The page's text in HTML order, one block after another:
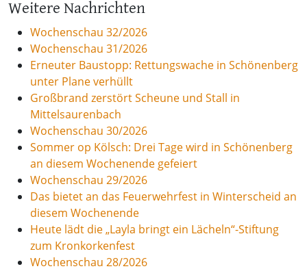
Weitere Nachrichten
Wochenschau 32/2026
Wochenschau 31/2026
Erneuter Baustopp: Rettungswache in Schönenberg
unter Plane verhüllt
Großbrand zerstört Scheune und Stall in
Mittelsaurenbach
Wochenschau 30/2026
Sommer op Kölsch: Drei Tage wird in Schönenberg
an diesem Wochenende gefeiert
Wochenschau 29/2026
Das bietet an das Feuerwehrfest in Winterscheid an
diesem Wochenende
Heute lädt die „Layla bringt ein Lächeln“-Stiftung
zum Kronkorkenfest
Wochenschau 28/2026